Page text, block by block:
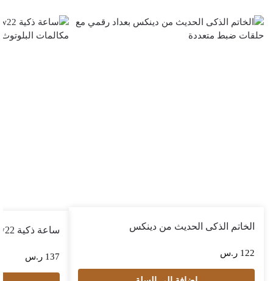
الخاتم الذكى الحديث من دينكس
122 ر.س
ساعة ذكية Hw22
137 ر.س